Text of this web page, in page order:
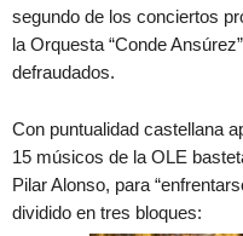
segundo de los conciertos
la Orquesta “Conde
defraudados.
Con puntualidad castellana
15 músicos de la OLE
Pilar Alonso, para
dividido en tres bloques: